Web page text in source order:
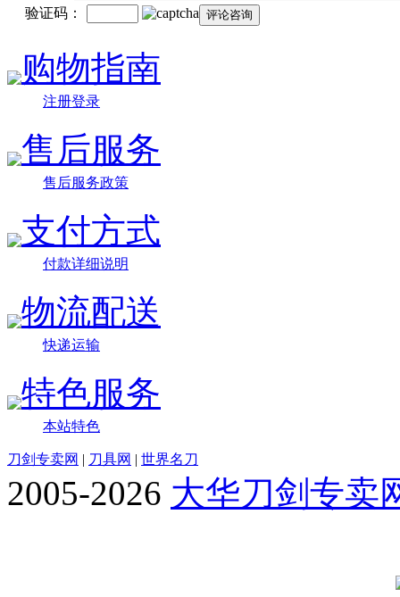
验证码：
购物指南
注册登录
售后服务
售后服务政策
支付方式
付款详细说明
物流配送
快递运输
特色服务
本站特色
刀剑专卖网 | 刀具网 | 世界名刀
2005-2026 大华刀剑专卖